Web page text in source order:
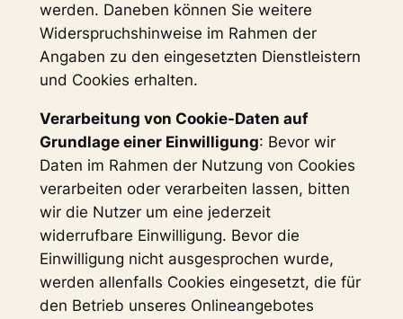
werden. Daneben können Sie weitere
Widerspruchshinweise im Rahmen der
Angaben zu den eingesetzten Dienstleistern
und Cookies erhalten.
Verarbeitung von Cookie-Daten auf
Grundlage einer Einwilligung: Bevor wir
Daten im Rahmen der Nutzung von Cookies
verarbeiten oder verarbeiten lassen, bitten
wir die Nutzer um eine jederzeit
widerrufbare Einwilligung. Bevor die
Einwilligung nicht ausgesprochen wurde,
werden allenfalls Cookies eingesetzt, die für
den Betrieb unseres Onlineangebotes